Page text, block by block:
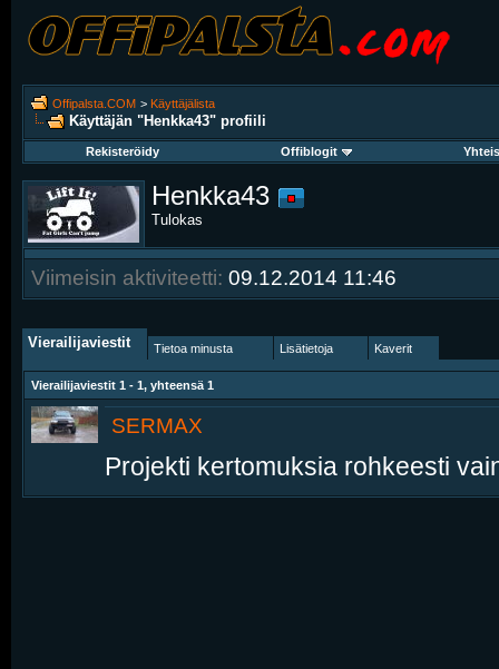
Offipalsta.COM > Käyttäjälista
Käyttäjän "Henkka43" profiili
Rekisteröidy Offiblogit
Henkka43
Tulokas
Viimeisin aktiviteetti: 09.12.2014 11:46
Vierailijaviestit Tietoa minusta Lisätietoja Kaverit
Vierailijaviestit 1 - 1, yhteensä 1
SERMAX
Projekti kertomuksia rohkeesti